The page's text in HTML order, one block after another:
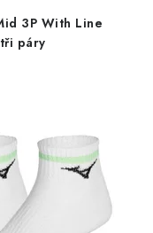
3P With Line
páry